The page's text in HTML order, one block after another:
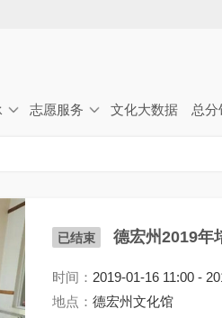
志愿服务 文化大数据 总分
已结束 德宏州2019年
时间： 2019-01-16 11:00 -
地点： 德宏州文化馆